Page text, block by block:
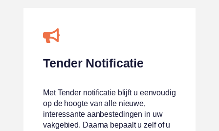
Tender Notificatie
Met Tender notificatie blijft u eenvoudig
op de hoogte van alle nieuwe,
interessante aanbestedingen in uw
vakgebied. Daarna bepaalt u zelf of u